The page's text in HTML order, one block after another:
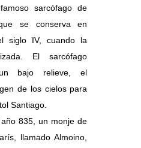
sarcófago de
se conserva en
siglo IV, cuando la
El sarcófago
bajo relieve, el
de los cielos para
Santiago.
835, un monje de
llamado Almoino,